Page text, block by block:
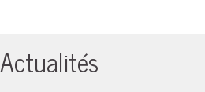
Actualités